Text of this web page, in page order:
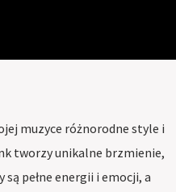
muzyce różnorodne style i
tworzy unikalne brzmienie,
pełne energii i emocji, a